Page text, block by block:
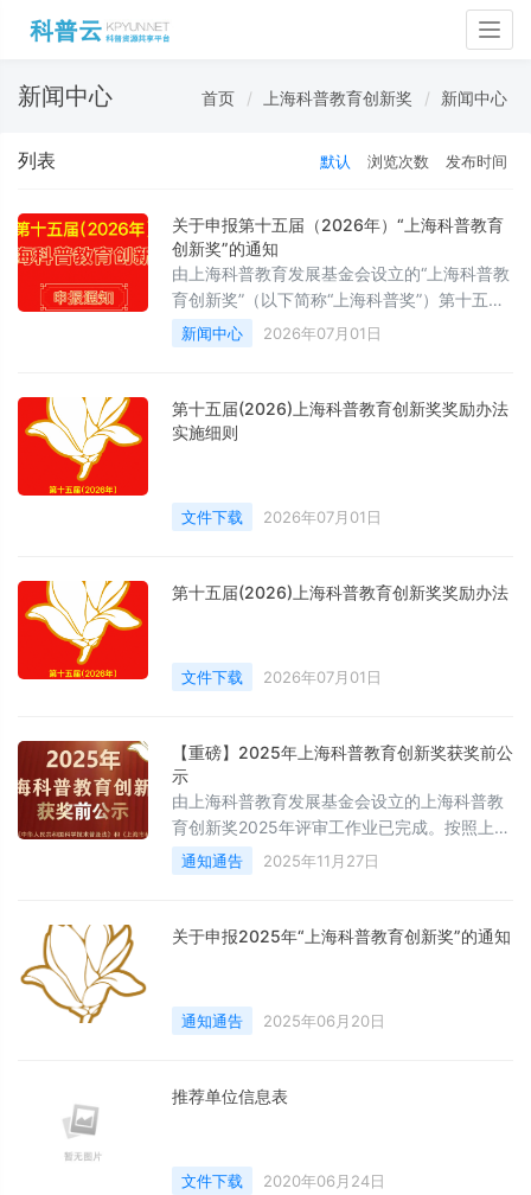
新闻中心 首页 上海科普教育创新奖 新闻中心
列表 默认 浏览次数 发布时间
关于申报第十五届（2026年）“上海科普教育
创新奖”的通知
由上海科普教育发展基金会设立的“上海科普教
育创新奖”（以下简称“上海科普奖”）第十五届
（2026年）申报工作正式启动。
新闻中心 2026年07月01日
第十五届(2026)上海科普教育创新奖奖励办法
实施细则
文件下载 2026年07月01日
第十五届(2026)上海科普教育创新奖奖励办法
文件下载 2026年07月01日
【重磅】2025年上海科普教育创新奖获奖前公
示
由上海科普教育发展基金会设立的上海科普教
育创新奖2025年评审工作业已完成。按照上海
科普教育创新奖奖励办法规定，遵循公平、公
正、公开和实事求是的原则，现将拟获奖名单
通知通告 2025年11月27日
关于申报2025年“上海科普教育创新奖”的通知
通知通告 2025年06月20日
推荐单位信息表
文件下载 2020年06月24日